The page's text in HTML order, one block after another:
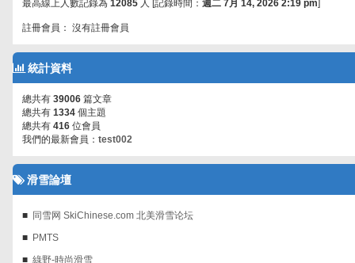
最高線上人數記錄為 12085 人 [記錄時間： 週二 7月 14, 2026 2:19 pm]
註冊會員： 沒有註冊會員
統計資料
總共有 39006 篇文章
總共有 1334 個主題
總共有 416 位會員
我們的最新會員： test002
滑雪論壇
同雪网 SkiChinese.com 北美滑雪论坛
PMTS
綠野-時尚滑雪